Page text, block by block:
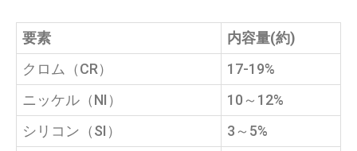
要素
内容量(約)
クロム（CR）
17-19%
ニッケル（NI）
10～12%
シリコン（SI）
3～5%